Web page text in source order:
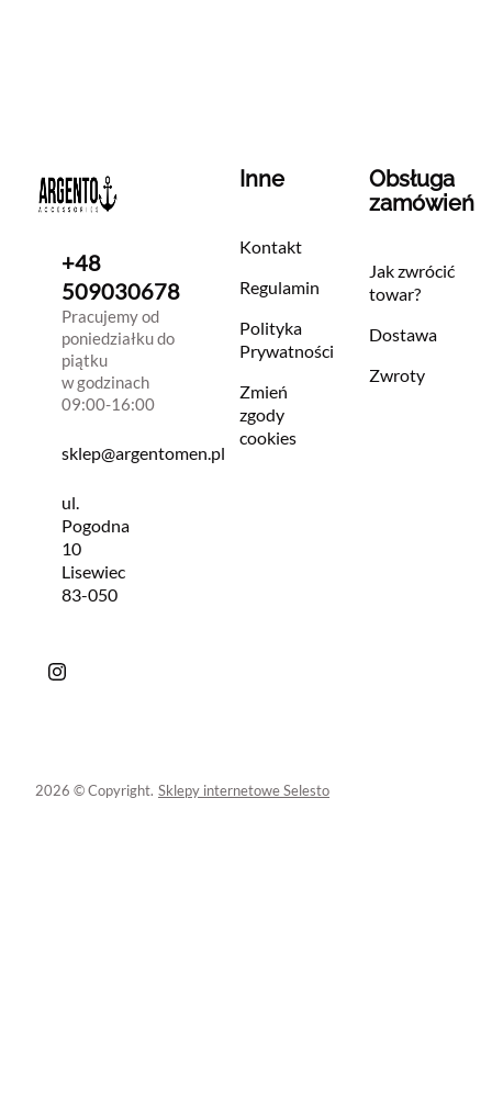
+48
509030678
Pracujemy od
poniedziałku do
piątku
w godzinach
09:00-16:00
sklep@argentomen.pl
ul.
Pogodna
10
Lisewiec
83-050
Inne
Kontakt
Regulamin
Polityka
Prywatności
Zmień
zgody
cookies
Obsługa
zamówień
Jak zwrócić
towar?
Dostawa
Zwroty
2026 © Copyright. Sklepy internetowe Selesto